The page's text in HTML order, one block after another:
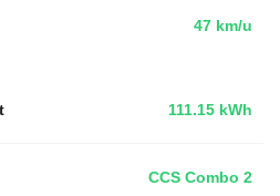
47 km/u
111.15 kWh
CCS Combo 2